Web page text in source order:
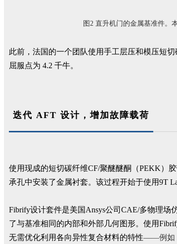
图2 直升机门的金属基准件。
此前，法国的一个团队使用手工层压和模压短
屈服点为 4.2 千牛。
迭代 AFT 设计，增加故障载荷
使用现成的短切碳纤维CF/聚醚醚酮（PEKK）
承孔中安装了金属衬套。该过程开始于使用9T
Fibrify设计套件是美国Ansys公司CAE/多物理场
了与基准相同的内部和外部几何图形。使用
无需优化利用各向异性复合材料的特性——例如